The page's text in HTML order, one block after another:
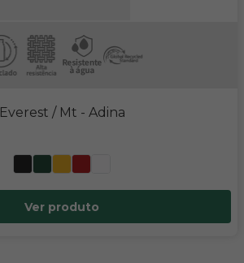
Everest / Mt - Adina
Ver produto